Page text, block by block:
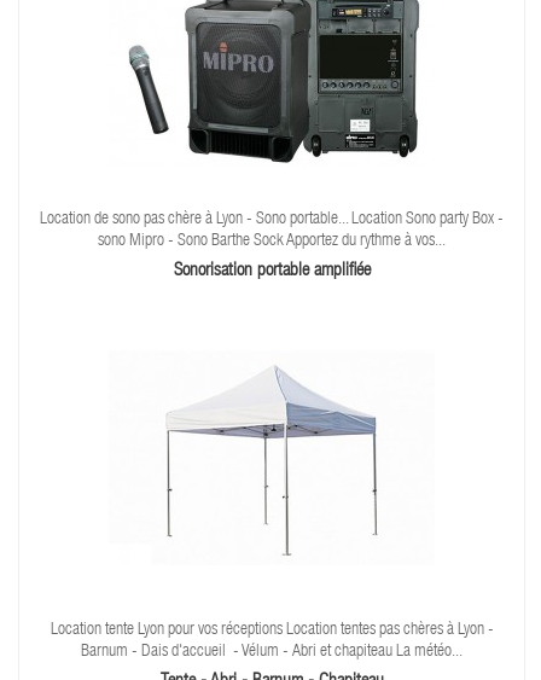
Location de sono pas chère à Lyon - Sono portable... Location Sono party Box -
sono Mipro - Sono Barthe Sock Apportez du rythme à vos...
Sonorisation portable amplifiée
Location tente Lyon pour vos réceptions Location tentes pas chères à Lyon -
Barnum - Dais d'accueil - Vélum - Abri et chapiteau La météo...